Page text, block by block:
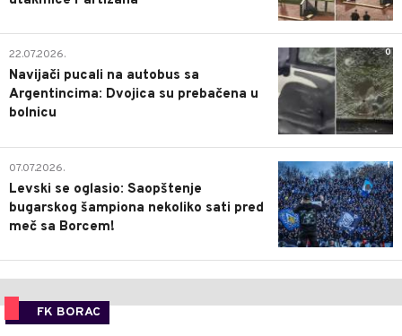
0
22.07.2026.
Navijači pucali na autobus sa
Argentincima: Dvojica su prebačena u
bolnicu
1
07.07.2026.
Levski se oglasio: Saopštenje
bugarskog šampiona nekoliko sati pred
meč sa Borcem!
FK BORAC